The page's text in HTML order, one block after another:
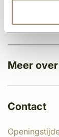
Meer
Contact